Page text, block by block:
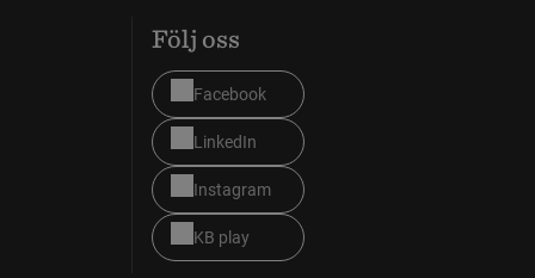
Följ oss
Facebook
LinkedIn
Instagram
KB play